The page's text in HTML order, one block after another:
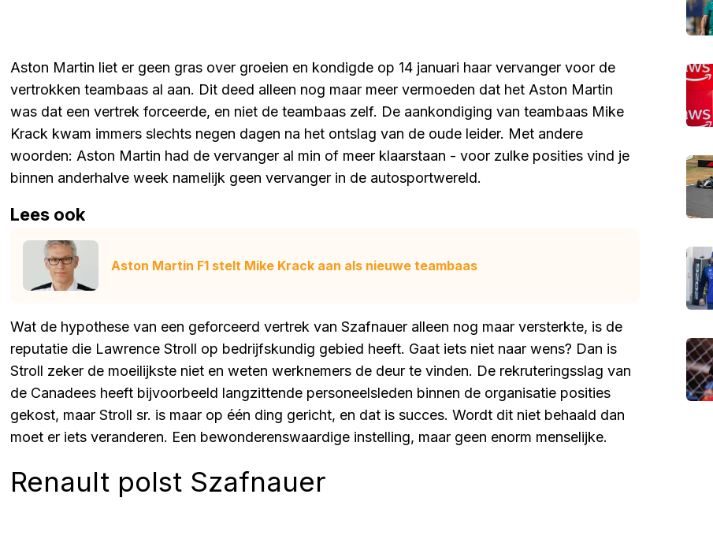
Aston Martin liet er geen gras over groeien en kondigde op 14 januari haar vervanger voor de
vertrokken teambaas al aan. Dit deed alleen nog maar meer vermoeden dat het Aston Martin
was dat een vertrek forceerde, en niet de teambaas zelf. De aankondiging van teambaas Mike
Krack kwam immers slechts negen dagen na het ontslag van de oude leider. Met andere
woorden: Aston Martin had de vervanger al min of meer klaarstaan - voor zulke posities vind je
binnen anderhalve week namelijk geen vervanger in de autosportwereld.
Lees ook
Aston Martin F1 stelt Mike Krack aan als nieuwe teambaas
Wat de hypothese van een geforceerd vertrek van Szafnauer alleen nog maar versterkte, is de
reputatie die Lawrence Stroll op bedrijfskundig gebied heeft. Gaat iets niet naar wens? Dan is
Stroll zeker de moeilijkste niet en weten werknemers de deur te vinden. De rekruteringsslag van
de Canadees heeft bijvoorbeeld langzittende personeelsleden binnen de organisatie posities
gekost, maar Stroll sr. is maar op één ding gericht, en dat is succes. Wordt dit niet behaald dan
moet er iets veranderen. Een bewonderenswaardige instelling, maar geen enorm menselijke.
Renault polst Szafnauer